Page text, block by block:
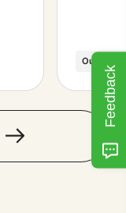
Outdoor /
Feedback